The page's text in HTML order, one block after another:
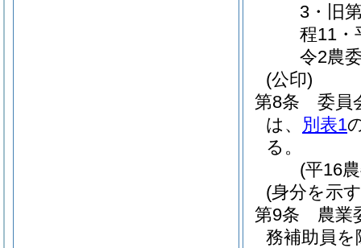
3・旧
程11・
令2農
(公印)
第8条
委員
は、 別表1
る。
(平16
(身分を示
第9条
農業
務補助員を